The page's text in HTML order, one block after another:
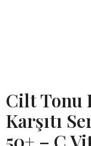
Cilt Tonu
Karşıtı
50+ – C